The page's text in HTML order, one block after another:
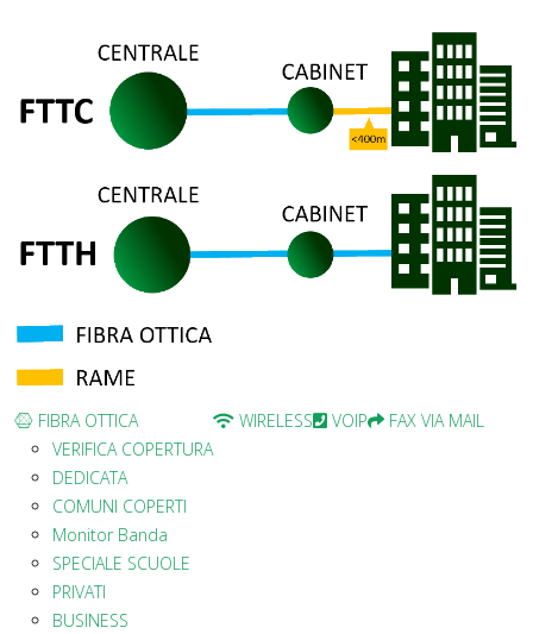
FIBRA OTTICA
VERIFICA COPERTURA
DEDICATA
COMUNI COPERTI
Monitor Banda
SPECIALE SCUOLE
PRIVATI
BUSINESS
WIRELESS VOIP FAX VIA MAIL